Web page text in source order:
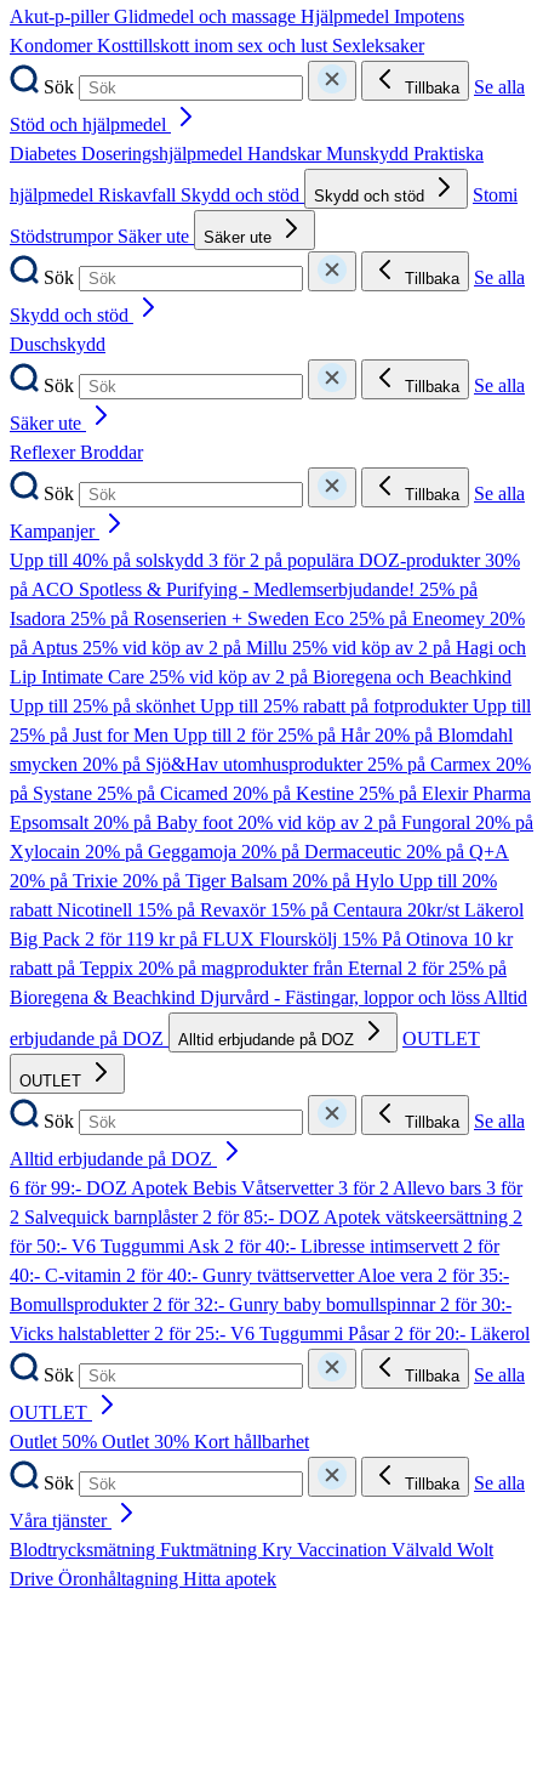
Akut-p-pillerGlidmedel och massage Hjälpmedel Impotens
KondomerKosttillskott inom sex och lust Sexleksaker
Sök
Tillbaka
Se alla
Stöd och hjälpmedel
Diabetes Doseringshjälpmedel HandskarMunskydd Praktiska
hjälpmedel Riskavfall Skydd och stöd Skydd och stöd
Stomi
Stödstrumpor Säker ute Säker ute
Sök Tillbaka
Se alla
Skydd och stöd
Duschskydd
Sök
Tillbaka
Se alla
Säker ute
ReflexerBroddar
Sök
Tillbaka
Se alla
Kampanjer
Upp till 40% på solskydd 3 för 2 på populära DOZ-produkter30%
på ACO Spotless & Purifying - Medlemserbjudande! 25% på
Isadora 25% på Rosenserien + Sweden Eco 25% på Eneomey 20%
på Aptus 25% vid köp av 2 på Millu 25% vid köp av 2 på Hagi och
Lip Intimate Care 25% vid köp av 2 på Bioregena och Beachkind
Upp till 25% på skönhetUpp till 25% rabatt på fotprodukterUpp till
25% på Just for Men Upp till 2 för 25% på Hår20% på Blomdahl
smycken 20% på Sjö&Hav utomhusprodukter25% på Carmex 20%
på Systane 25% på Cicamed 20% på Kestine 25% på Elexir Pharma
Epsomsalt20% på Baby foot20% vid köp av 2 på Fungoral 20% på
Xylocain 20% på Geggamoja 20% på Dermaceutic 20% på Q+A
20% på Trixie 20% på Tiger Balsam 20% på Hylo Upp till 20%
rabatt Nicotinell 15% på Revaxör 15% på Centaura 20kr/st Läkerol
Big Pack 2 för 119 kr på FLUX Flourskölj 15% På Otinova 10 kr
rabatt på Teppix 20% på magprodukter från Eternal 2 för 25% på
Bioregena & Beachkind Djurvård - Fästingar, loppor och lössAlltid
erbjudande på DOZ
Alltid erbjudande på DOZ OUTLET
OUTLET
Sök Tillbaka
Se alla
Alltid erbjudande på DOZ
6 för 99:- DOZ Apotek Bebis Våtservetter3 för 2 Allevo bars 3 för
2 Salvequick barnplåster2 för 85:- DOZ Apotek vätskeersättning 2
för 50:- V6 Tuggummi Ask 2 för 40:- Libresse intimservett2 för
40:- C-vitamin 2 för 40:- Gunry tvättservetter Aloe vera 2 för 35:-
Bomullsprodukter2 för 32:- Gunry baby bomullspinnar2 för 30:-
Vicks halstabletter2 för 25:- V6 Tuggummi Påsar2 för 20:- Läkerol
Sök
Tillbaka
Se alla
OUTLET
Outlet 50% Outlet 30% Kort hållbarhet
Sök
Tillbaka
Se alla
Våra tjänster
Blodtrycksmätning Fuktmätning Kry Vaccination Välvald Wolt
Drive Öronhåltagning Hitta apotek